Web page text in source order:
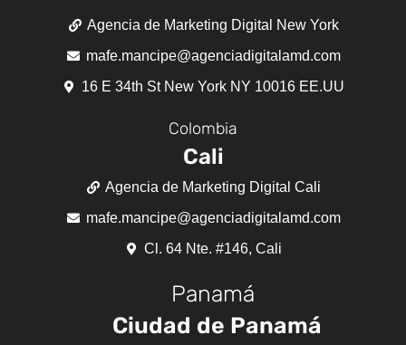
Agencia de Marketing Digital New York
mafe.mancipe@agenciadigitalamd.com
16 E 34th St New York NY 10016 EE.UU
Colombia
Cali
Agencia de Marketing Digital Cali
mafe.mancipe@agenciadigitalamd.com
Cl. 64 Nte. #146, Cali
Panamá
Ciudad de Panamá